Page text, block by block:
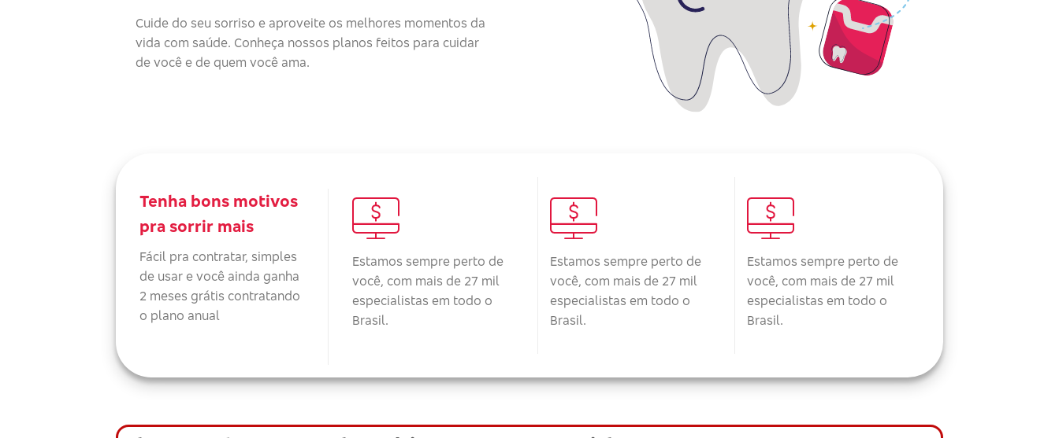
Cuide do seu sorriso e aproveite os melhores momentos da
vida com saúde. Conheça nossos planos feitos para cuidar
de você e de quem você ama.
Tenha bons motivos
pra sorrir mais
Fácil pra contratar, simples
de usar e você ainda ganha
2 meses grátis contratando
o plano anual
Estamos sempre perto de
você, com mais de 27 mil
especialistas em todo o
Brasil.
Estamos sempre perto de
você, com mais de 27 mil
especialistas em todo o
Brasil.
Estamos sempre perto de
você, com mais de 27 mil
especialistas em todo o
Brasil.